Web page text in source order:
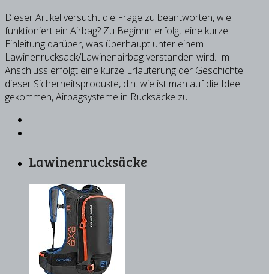
Dieser Artikel versucht die Frage zu beantworten, wie
funktioniert ein Airbag? Zu Beginnn erfolgt eine kurze
Einleitung darüber, was überhaupt unter einem
Lawinenrucksack/Lawinenairbag verstanden wird. Im
Anschluss erfolgt eine kurze Erläuterung der Geschichte
dieser Sicherheitsprodukte, d.h. wie ist man auf die Idee
gekommen, Airbagsysteme in Rucksäcke zu
Lawinenrucksäcke